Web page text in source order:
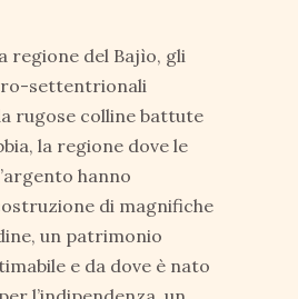
regione del Bajìo, gli
settentrionali
rugose colline battute
la regione dove le
hanno
di magnifiche
un patrimonio
e da dove è nato